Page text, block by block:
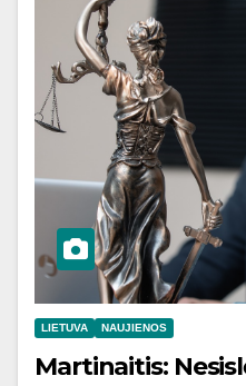
LIETUVA NAUJIENOS
Martinaitis: